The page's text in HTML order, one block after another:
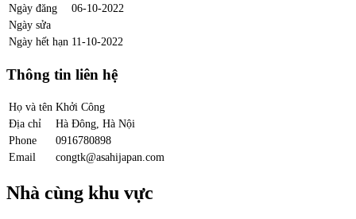
Ngày đăng
06-10-2022
Ngày sửa
Ngày hết hạn 11-10-2022
Thông tin liên hệ
Họ và tên Khởi Công
Địa chỉ
Hà Đông, Hà Nội
Phone
0916780898
Email
congtk@asahijapan.com
Nhà cùng khu vực